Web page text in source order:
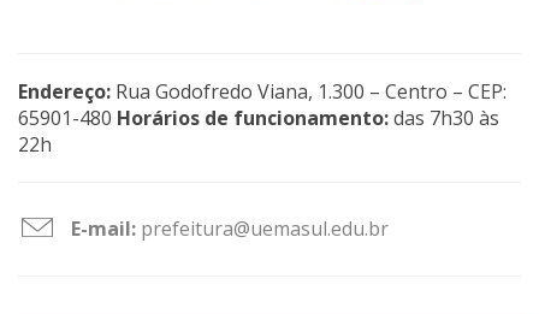
Endereço: Rua Godofredo Viana, 1.300 – Centro – CEP:
65901-480 Horários de funcionamento:das 7h30 às
22h
E-mail: prefeitura@uemasul.edu.br